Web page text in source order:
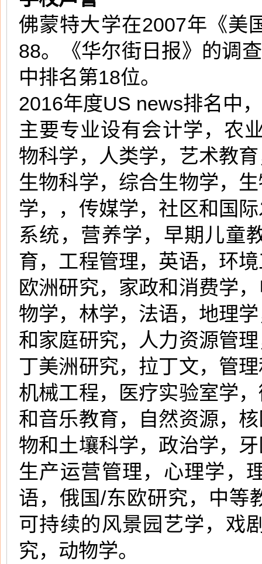
佛蒙特大学在2007年《美
88。《华尔街日报》的调
中排名第18位。
2016年度US news排名中
主要专业设有会计学，农
物科学，人类学，艺术教
生物科学，综合生物学，
学，，传媒学，社区和国
系统，营养学，早期儿童
育，工程管理，英语，环
欧洲研究，家政和消费学
物学，林学，法语，地理
和家庭研究，人力资源管
丁美洲研究，拉丁文，管
机械工程，医疗实验室学
和音乐教育，自然资源，
物和土壤科学，政治学，
生产运营管理，心理学，
语，俄国/东欧研究，中等
可持续的风景园艺学，戏
究，动物学。